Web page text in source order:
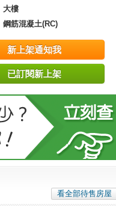
大樓
鋼筋混凝土(RC)
新上架通知我
已訂閱新上架
看全部待售房屋